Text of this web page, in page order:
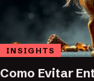
INSIGHTS
Como Evitar